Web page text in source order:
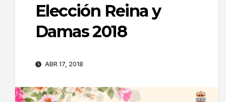
Elección Reina y
Damas 2018
ABR 17, 2018